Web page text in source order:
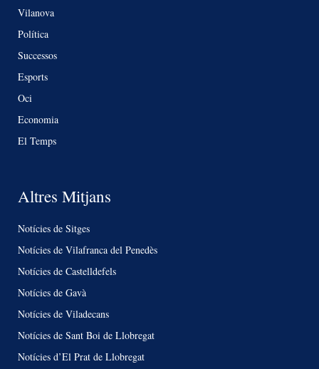
Vilanova
Política
Successos
Esports
Oci
Economia
El Temps
Altres Mitjans
Notícies de Sitges
Notícies de Vilafranca del Penedès
Notícies de Castelldefels
Notícies de Gavà
Notícies de Viladecans
Notícies de Sant Boi de Llobregat
Notícies d’El Prat de Llobregat